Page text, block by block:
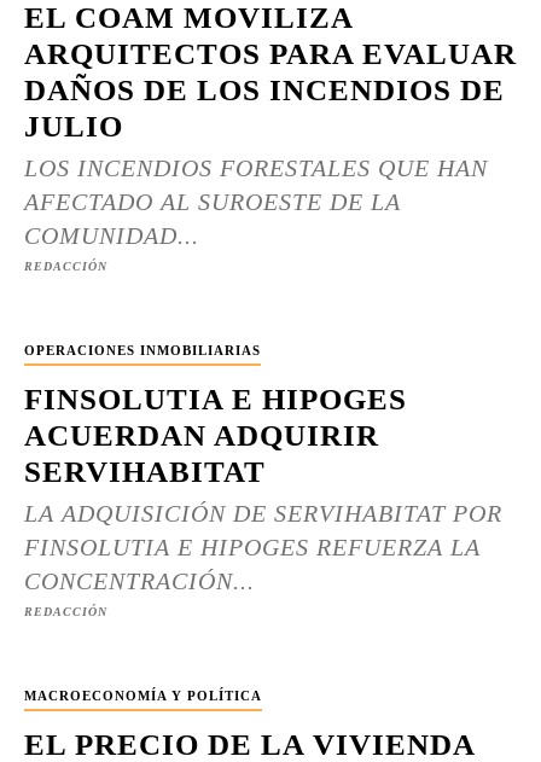
EL COAM MOVILIZA
ARQUITECTOS PARA EVALUAR
DAÑOS DE LOS INCENDIOS DE
JULIO
LOS INCENDIOS FORESTALES QUE HAN
AFECTADO AL SUROESTE DE LA
COMUNIDAD...
REDACCIÓN
OPERACIONES INMOBILIARIAS
FINSOLUTIA E HIPOGES
ACUERDAN ADQUIRIR
SERVIHABITAT
LA ADQUISICIÓN DE SERVIHABITAT POR
FINSOLUTIA E HIPOGES REFUERZA LA
CONCENTRACIÓN...
REDACCIÓN
MACROECONOMÍA Y POLÍTICA
EL PRECIO DE LA VIVIENDA